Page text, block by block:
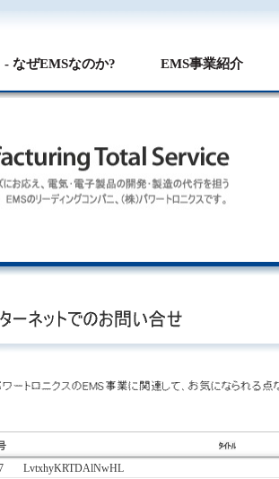
- なぜEMSなのか? EMS事業紹介
LvtxhyKRTDAlNwHL